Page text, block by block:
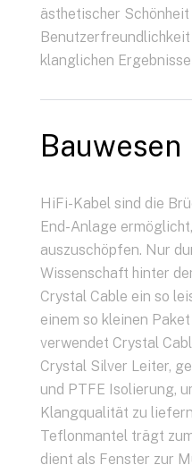
ästhetischer Schönheit
klanglichen
Bauwesen
HiFi-Kabel sind die
End-Anlage
auszuschöpfen. Nur
Wissenschaft hinter
Crystal Cable ein so
einem so kleinen
verwendet Crystal
Crystal Silver Leiter,
und PTFE Isolierung,
Klangqualität zu
Teflonmantel trägt
dient als Fenster zur